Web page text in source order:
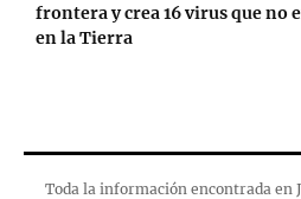
frontera y crea 16 virus que no
en la Tierra
Toda la información encontrada en